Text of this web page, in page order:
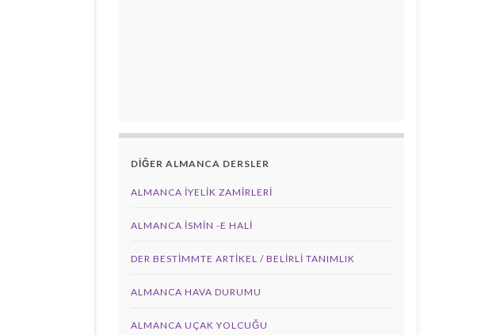
DİĞER ALMANCA DERSLER
ALMANCA İYELIK ZAMIRLERI
ALMANCA İSMIN -E HALI
DER BESTIMMTE ARTIKEL / BELIRLI TANIMLIK
ALMANCA HAVA DURUMU
ALMANCA UÇAK YOLCUĞU